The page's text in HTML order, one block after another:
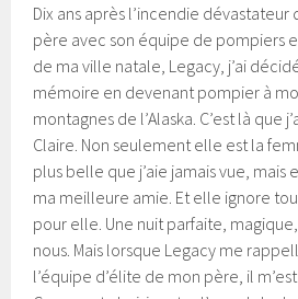
Dix ans après l’incendie
père avec son équipe de pompiers
de ma ville natale, Legacy, j’ai
mémoire en devenant pompier à
montagnes de l’Alaska. C’est là que
Claire. Non seulement elle est la
plus belle que j’aie jamais vue, mais
ma meilleure amie. Et elle ignore
pour elle. Une nuit parfaite,
nous. Mais lorsque Legacy me
l’équipe d’élite de mon père, il